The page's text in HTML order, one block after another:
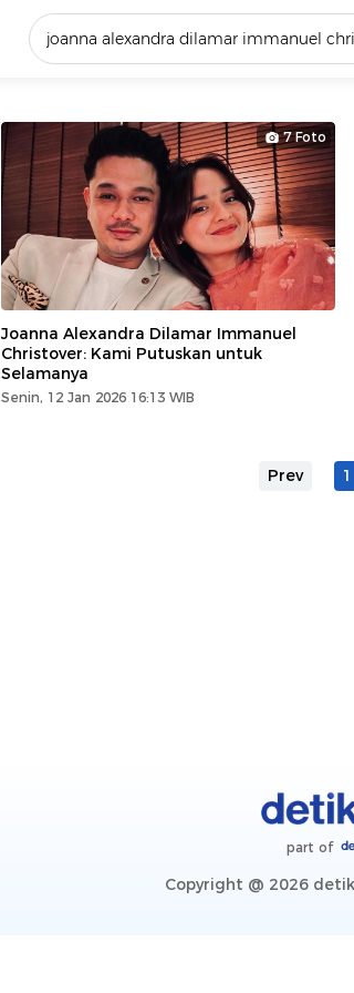
Loading...
Promoted
Terakhir yang dicari
Loading...
7 Foto
Joanna Alexandra Dilamar Immanuel
Christover: Kami Putuskan untuk
Selamanya
Senin, 12 Jan 2026 16:13 WIB
Prev 1
part of
Copyright @ 2026